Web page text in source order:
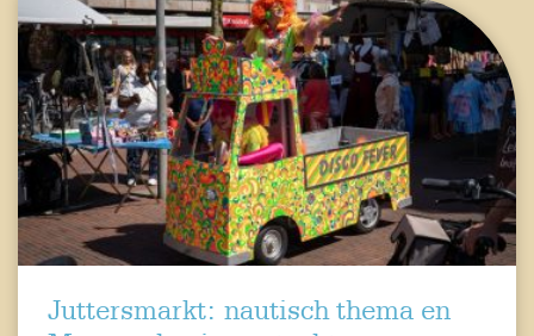
Juttersmarkt: nautisch thema en